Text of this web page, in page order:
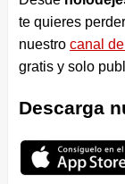
te quieres
nuestro canal
gratis y solo
Descarga